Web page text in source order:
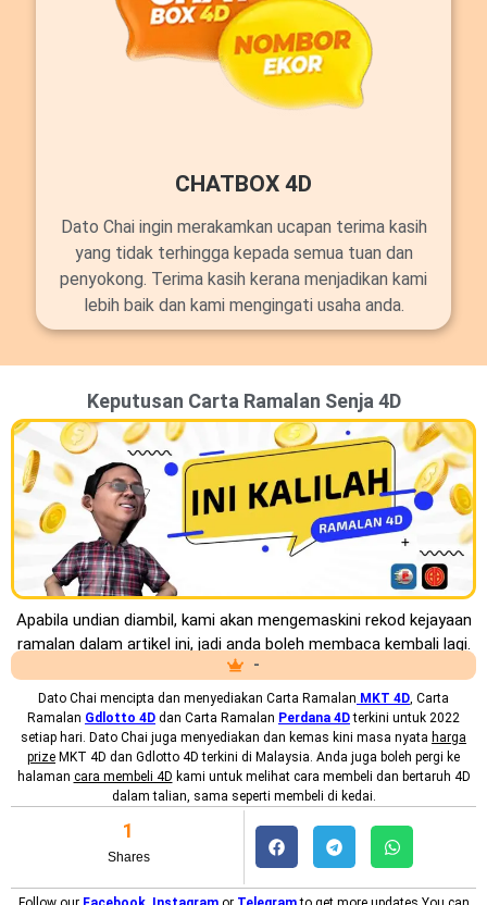
CHATBOX 4D
Dato Chai ingin merakamkan ucapan terima kasih
yang tidak terhingga kepada semua tuan dan
penyokong. Terima kasih kerana menjadikan kami
lebih baik dan kami mengingati usaha anda.
Keputusan Carta Ramalan Senja 4D
Apabila undian diambil, kami akan mengemaskini rekod kejayaan
ramalan dalam artikel ini, jadi anda boleh membaca kembali lagi.
-
Dato Chai mencipta dan menyediakan Carta Ramalan MKT 4D , Carta
Ramalan Gdlotto 4D dan Carta Ramalan Perdana 4Dterkini untuk 2022
setiap hari. Dato Chai juga menyediakan dan kemas kini masa nyata harga
prize MKT 4D dan Gdlotto 4D terkini di Malaysia. Anda juga boleh pergi ke
halaman cara membeli 4D kami untuk melihat cara membeli dan bertaruh 4D
dalam talian, sama seperti membeli di kedai.
Shares
1